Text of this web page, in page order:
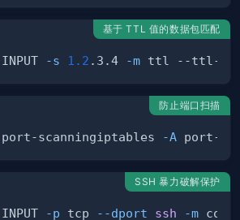
基于 TTL 值的数据包匹配
INPUT -s 1.2 .3.4 -m ttl --ttl-
防止端口扫描
port-scanningiptables -A port-
SSH 暴力破解保护
INPUT -p tcp --dport ssh -m